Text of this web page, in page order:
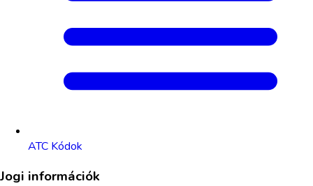
ATC Kódok
Jogi információk